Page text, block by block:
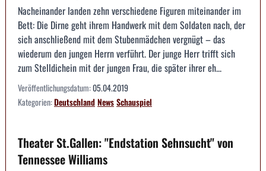
Nacheinander landen zehn verschiedene Figuren miteinander im
Bett: Die Dirne geht ihrem Handwerk mit dem Soldaten nach, der
sich anschließend mit dem Stubenmädchen vergnügt – das
wiederum den jungen Herrn verführt. Der junge Herr trifft sich
zum Stelldichein mit der jungen Frau, die später ihrer eh...
Veröffentlichungsdatum:05.04.2019
Kategorien:DeutschlandNewsSchauspiel
Theater St.Gallen: "Endstation Sehnsucht" von
Tennessee Williams